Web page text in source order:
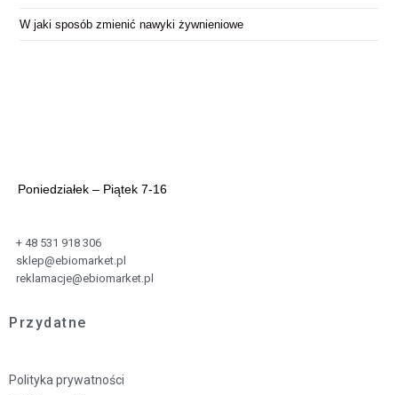
W jaki sposób zmienić nawyki żywnieniowe
Poniedziałek – Piątek 7-16
+ 48 531 918 306
sklep@ebiomarket.pl
reklamacje@ebiomarket.pl
Przydatne
Polityka prywatności